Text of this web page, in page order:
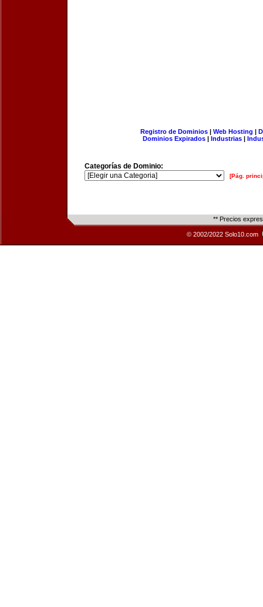
Registro de Dominios| Web Hosting |
Dominios Expirados | Industrias |
Categorías de Dominio:
[Pág.
** Precios
© 2002/2022 Solo10.com